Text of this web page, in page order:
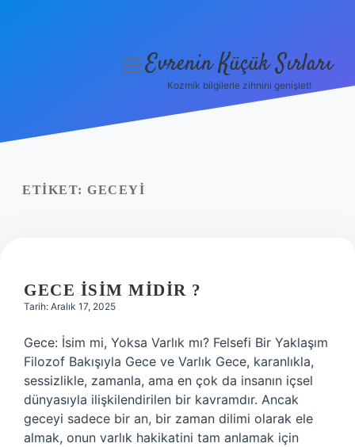
Yasal Uyarı
menüyü
Evrenin Küçük Sırları
Kozmik bilgilerle zihnini genişlet!
ETIKET: GECEYI
GECE ISIM MIDIR ?
Tarih: Aralık 17, 2025
Gece: İsim mi, Yoksa Varlık mı? Felsefi Bir Yaklaşım
Filozof Bakışıyla Gece ve Varlık Gece, karanlıkla,
sessizlikle, zamanla, ama en çok da insanın içsel
dünyasıyla ilişkilendirilen bir kavramdır. Ancak
geceyi sadece bir an, bir zaman dilimi olarak ele
almak, onun varlık hakikatini tam anlamak için